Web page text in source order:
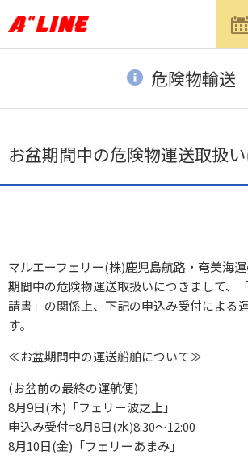
危険物輸送
お盆期間中の危険物運送取扱
マルエーフェリー(株)鹿児島航路・奄美海
期間中の危険物運送取扱いにつきまして、
請書」の関係上、下記の申込み受付による
す。
≪お盆期間中の運送船舶について≫
(お盆前の最終の運航便)
8月9日(木)「フェリー波之上」
申込み受付=8月8日(水)8:30～12:00
8月10日(金)「フェリーあまみ」